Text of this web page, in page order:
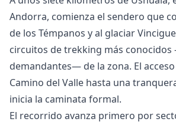
Andorra, comienza el sendero que
de los Témpanos y al glaciar
circuitos de trekking más
demandantes— de la zona. El
Camino del Valle hasta una
inicia la caminata formal.
El recorrido avanza primero por